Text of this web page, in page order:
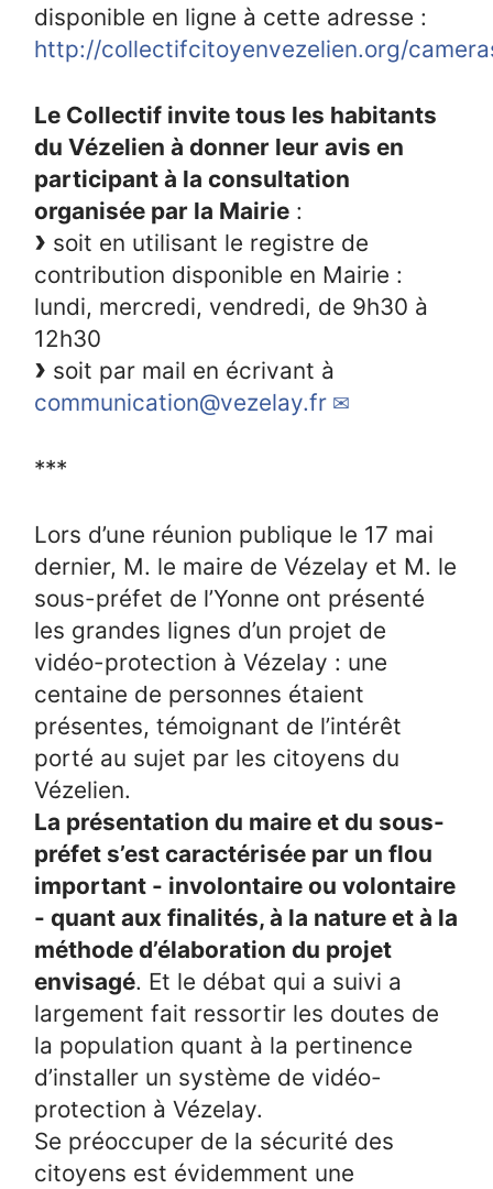
disponible en ligne à cette adresse :
http://collectifcitoyenvezelien.org/
Le Collectif invite tous les habitants
du Vézelien à donner leur avis en
participant à la consultation
organisée par la Mairie :
soit en utilisant le registre de
contribution disponible en Mairie :
lundi, mercredi, vendredi, de 9h30 à
12h30
soit par mail en écrivant à
communication@vezelay.fr
***
Lors d’une réunion publique le 17 mai
dernier, M. le maire de Vézelay et M. le
sous-préfet de l’Yonne ont présenté
les grandes lignes d’un projet de
vidéo-protection à Vézelay : une
centaine de personnes étaient
présentes, témoignant de l’intérêt
porté au sujet par les citoyens du
Vézelien.
La présentation du maire et du sous-
préfet s’est caractérisée par un flou
important - involontaire ou volontaire
- quant aux finalités, à la nature et à la
méthode d’élaboration du projet
envisagé. Et le débat qui a suivi a
largement fait ressortir les doutes de
la population quant à la pertinence
d’installer un système de vidéo-
protection à Vézelay.
Se préoccuper de la sécurité des
citoyens est évidemment une